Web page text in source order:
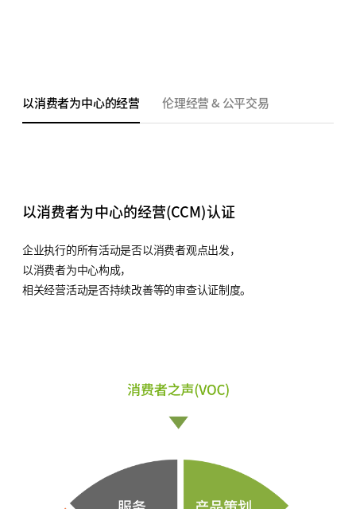
以消费者为中心的经营 伦理经营 & 公平交易
以消费者为中心的经营(CCM)认证
企业执行的所有活动是否以消费者观点出发，
以消费者为中心构成，
相关经营活动是否持续改善等的审查认证制度。